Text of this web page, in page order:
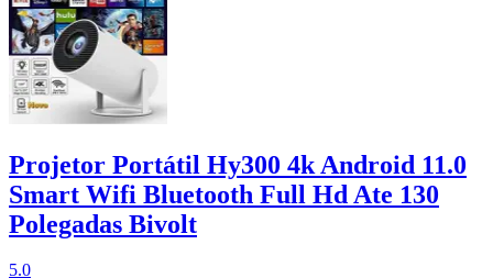
Projetor Portátil Hy300 4k Android 11.0
Smart Wifi Bluetooth Full Hd Ate 130
Polegadas Bivolt
5.0